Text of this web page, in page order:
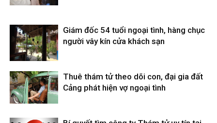
Giám đốc 54 tuổi ngoại tình, hàng chục
người vây kín cửa khách sạn
Thuê thám tử theo dõi con, đại gia đất
Cảng phát hiện vợ ngoại tình